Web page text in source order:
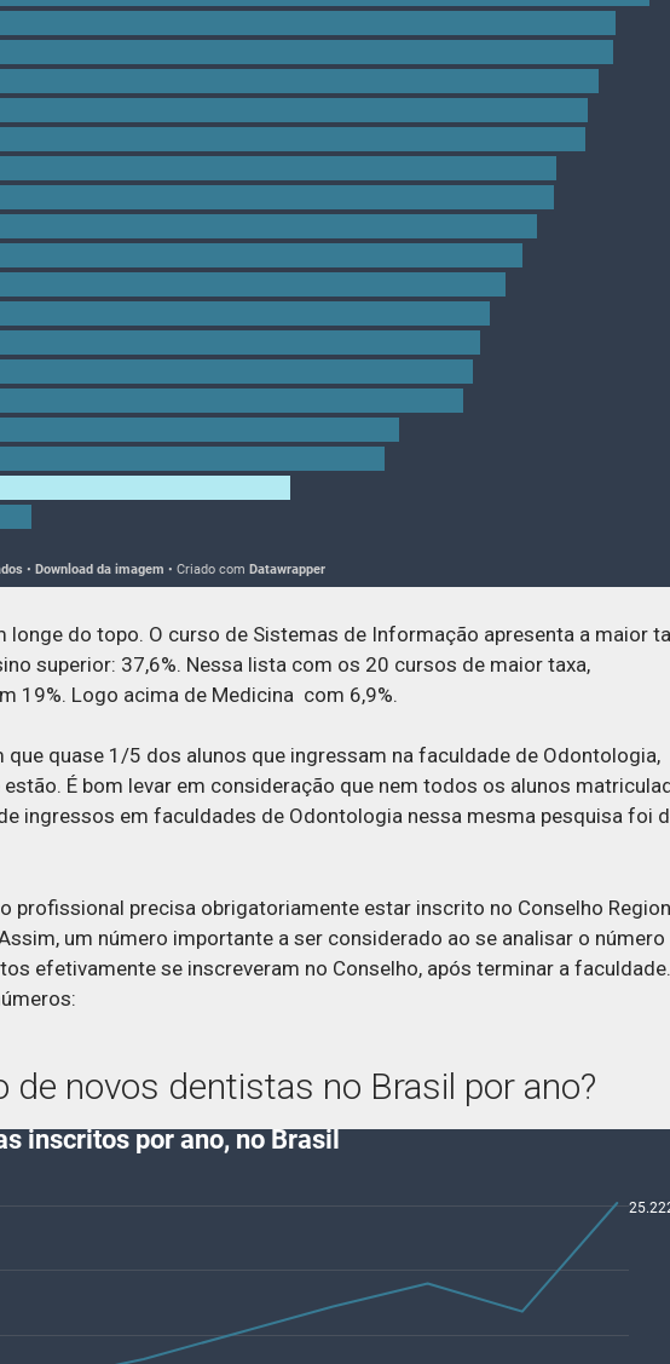
longe do topo. O curso de Sistemas de Informação apresenta a maior
superior: 37,6%. Nessa lista com os 20 cursos de maior taxa,
19%. Logo acima de Medicina com 6,9%.
quase 1/5 dos alunos que ingressam na faculdade de Odontologia,
É bom levar em consideração que nem todos os alunos
ingressos em faculdades de Odontologia nessa mesma pesquisa foi
profissional precisa obrigatoriamente estar inscrito no Conselho
um número importante a ser considerado ao se analisar o número
efetivamente se inscreveram no Conselho, após terminar a
de novos dentistas no Brasil por ano?